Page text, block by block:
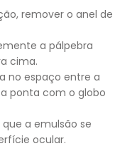
remover o anel de
a pálpebra
cima.
no espaço entre a
ponta com o globo
a emulsão se
ocular.